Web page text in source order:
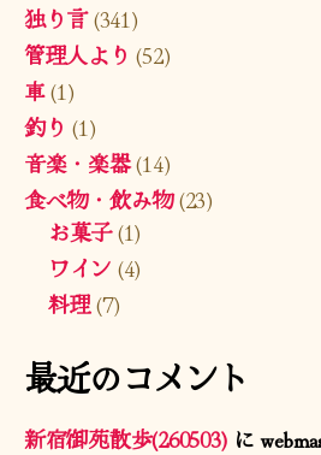
独り言(341)
管理人より (52)
車(1)
釣り (1)
音楽・楽器(14)
食べ物・飲み物(23)
お菓子(1)
ワイン (4)
料理(7)
最近のコメント
新宿御苑散歩(260503) に